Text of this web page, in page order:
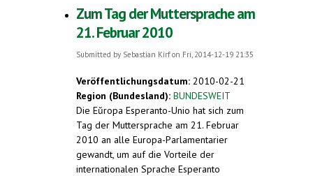
Zum Tag der Muttersprache am
21. Februar 2010
Submitted by Sebastian Kirfon Fri, 2014-12-19 21:35
Veröffentlichungsdatum: 2010-02-21
Region (Bundesland): BUNDESWEIT
Die Eŭropa Esperanto-Unio hat sich zum
Tag der Muttersprache am 21. Februar
2010 an alle Europa-Parlamentarier
gewandt, um auf die Vorteile der
internationalen Sprache Esperanto